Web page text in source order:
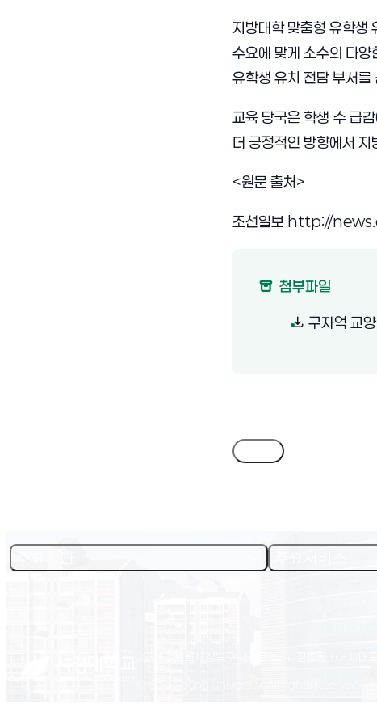
지방대학 맞춤형 유학생
수요에 맞게 소수의 다
유학생 유치 전담 부서
교육 당국은 학생 수 급
더 긍정적인 방향에서
<원문 출처>
조선일보 http://
첨부파일
구자억 교